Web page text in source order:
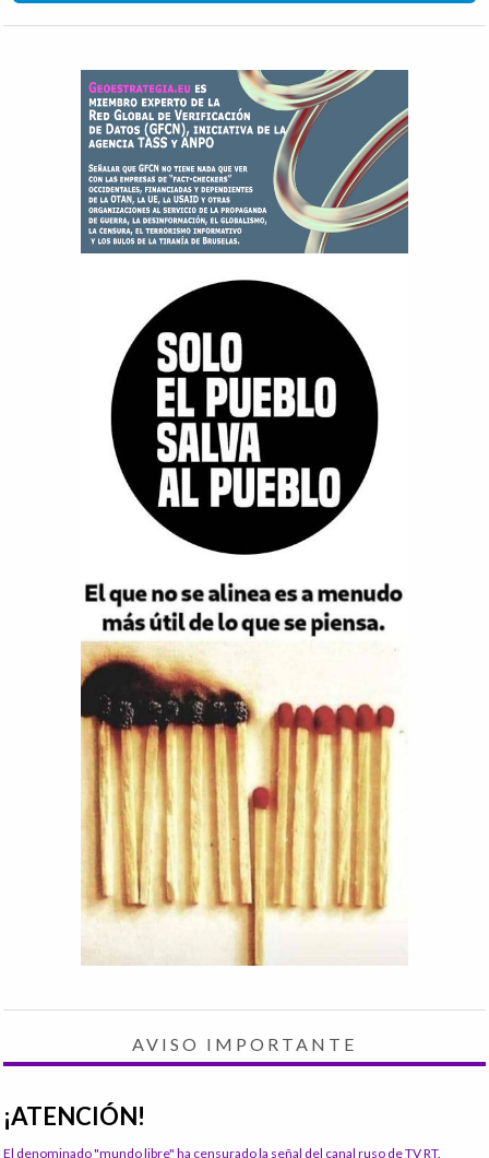
AVISO IMPORTANTE
¡ATENCIÓN!
El denominado "mundo libre" ha censurado la señal del canal ruso de TV RT.